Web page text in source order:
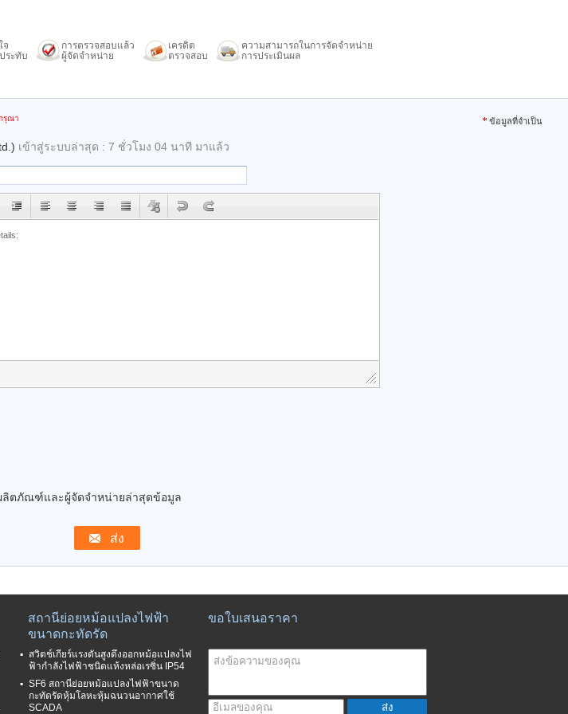
จ
ระทับ
การตรวจสอบแล้ว
ผู้จัดจำหน่าย
เครดิต
ตรวจสอบ
ความสามารถในการจัดจำหน่าย
การประเมินผล
รุณา ข้อมูลที่จำเป็น
เข้าสู่ระบบล่าสุด : 7 ชั่วโมง 04 นาที มาแล้ว
ลิตภัณฑ์และผู้จัดจำหน่ายล่าสุดข้อมูล
สถานีย่อยหม้อแปลงไฟฟ้า
ขนาดกะทัดรัด
สวิตช์เกียร์แรงดันสูงดึงออกหม้อแปลงไฟ
ฟ้ากำลังไฟฟ้าชนิดแห้งหล่อเรซิ่น IP54
SF6 สถานีย่อยหม้อแปลงไฟฟ้าขนาด
กะทัดรัดหุ้มโลหะหุ้มฉนวนอากาศใช้
SCADA
ขอใบเสนอราคา
ส่ง